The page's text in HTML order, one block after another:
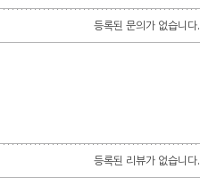
등록된 문의가 없습니다.
등록된 리뷰가 없습니다.